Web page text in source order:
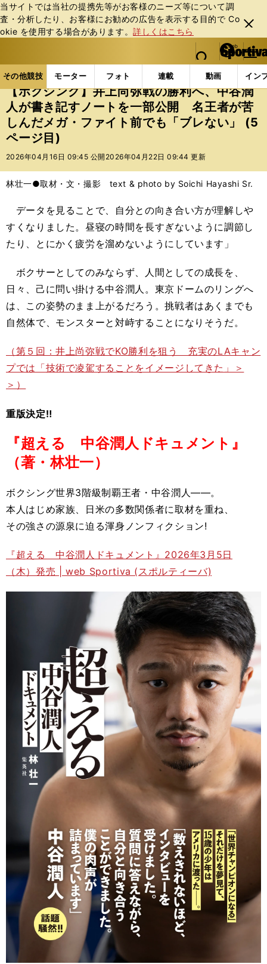
当サイトでは当社の提携先等がお客様のニーズ等について調
査・分析したり、お客様にお勧めの広告を表⽰する⽬的で Co
okie を使⽤する場合があります。詳しくはこちら
閉じ
る
web Sportiva (webスポルティーバ)
検索
マイペ
ー
ジ
メニュ
その他競技 モーター フォト 連載 動画 イン
ス
ポ
ル
ィ
バ
その他競技の記事一覧 格闘技 ボクシング 【ボ
【ボクシング】井上尚弥戦の勝利へ、中谷潤
人が書き記すノートを一部公開 名王者が苦
しんだメガ・ファイト前でも「ブレない」 (5
ページ目)
2026年04月16日 09:45 公開 2026年04月22日 09:44 更新
林壮一●取材・文・撮影 text & photo by Soichi Hayashi Sr.
データを見ることで、自分との向き合い方が理解しや
すくなりました。昼寝の時間を長すぎないように調節し
たり、とにかく疲労を溜めないようにしています」
ボクサーとしてのみならず、人間としての成長を、
日々、己に問い掛ける中谷潤人。東京ドームのリングへ
は、この姿勢のまま上がるだろう。挑戦者はあくまでも
自然体で、モンスターと対峙することになりそうだ。
（第５回：井上尚弥戦でKO勝利を狙う 充実のLAキャン
プでは「技術で凌駕することをイメージしてきた」＞
＞）
重版決定‼
『超える 中谷潤人ドキュメント』
（著・林壮一）
ボクシング世界3階級制覇王者・中谷潤人――。
本人はじめ家族、日米の多数関係者に取材を重ね、
その強さの源泉に迫る渾身ノンフィクション!
『超える 中谷潤人ドキュメント』2026年3月5日
（木）発売 | web Sportiva (スポルティーバ)